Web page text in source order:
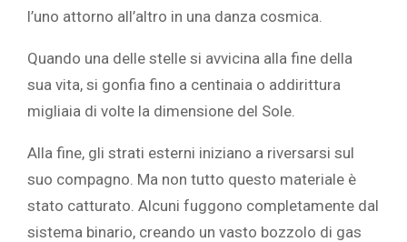
l’uno attorno all’altro in una danza cosmica.
Quando una delle stelle si avvicina alla fine della
sua vita, si gonfia fino a centinaia o addirittura
migliaia di volte la dimensione del Sole.
Alla fine, gli strati esterni iniziano a riversarsi sul
suo compagno. Ma non tutto questo materiale è
stato catturato. Alcuni fuggono completamente dal
sistema binario, creando un vasto bozzolo di gas